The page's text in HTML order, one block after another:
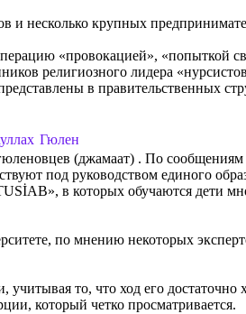
и несколько крупных
«провокацией», «попыткой
религиозного лидера
в правительственных
Гюлен
(джамаат) . По
под руководством единого
, в которых обучаются дети
по мнению некоторых
учитывая то, что ход его
который четко просматривается.